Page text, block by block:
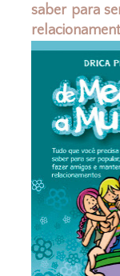
saber para